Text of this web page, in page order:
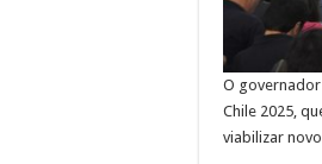
O
Chile 2025,
viabilizar